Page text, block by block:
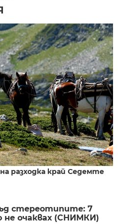
разходка край Седемте
стереотипите: 7
не очаквах (СНИМКИ)